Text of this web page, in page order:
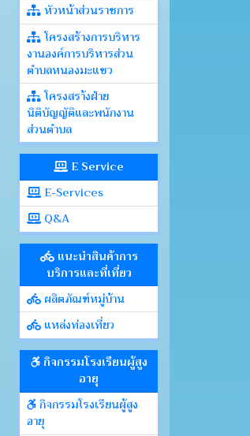
หัวหน้าส่วนราชการ
โครงสร้างการบริหาร
งานองค์การบริหารส่วน
ตำบลหนองมะแซว
โครงสรา้งฝ่าย
นิติบัญญัติและพนักงาน
ส่วนตำบล
E Service
E-Services
Q&A
แนะนำสินค้าการ
บริการและที่เที่ยว
ผลิตภัณฑ์หมู่บ้าน
แหล่งท่องเที่ยว
กิจกรรมโรงเรียนผู้สูง
อายุ
กิจกรรมโรงเรียนผู้สูง
อายุ